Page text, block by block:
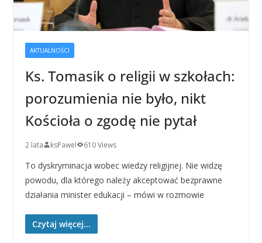
AKTUALNOŚCI
Ks. Tomasik o religii w szkołach:
porozumienia nie było, nikt
Kościoła o zgodę nie pytał
2 lata ksPawel 610 Views
To dyskryminacja wobec wiedzy religijnej. Nie widzę
powodu, dla którego należy akceptować bezprawne
działania minister edukacji – mówi w rozmowie
Czytaj więcej...